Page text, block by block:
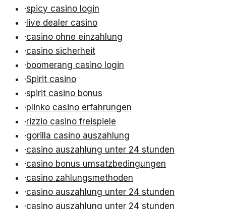
·spicy casino login
· live dealer casino
·casino ohne einzahlung
·casino sicherheit
·boomerang casino login
·Spirit casino
·spirit casino bonus
·plinko casino erfahrungen
·rizzio casino freispiele
·gorilla casino auszahlung
·casino auszahlung unter 24 stunden
·casino bonus umsatzbedingungen
·casino zahlungsmethoden
·casino auszahlung unter 24 stunden
·casino auszahlung unter 24 stunden